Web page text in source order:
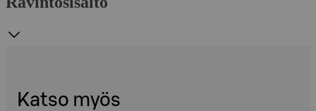
Katso myös